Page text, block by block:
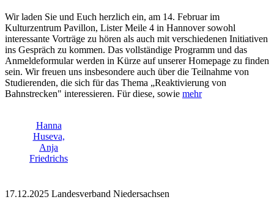
Wir laden Sie und Euch herzlich ein, am 14. Februar im
Kulturzentrum Pavillon, Lister Meile 4 in Hannover sowohl
interessante Vorträge zu hören als auch mit verschiedenen Initiativen
ins Gespräch zu kommen. Das vollständige Programm und das
Anmeldeformular werden in Kürze auf unserer Homepage zu finden
sein. Wir freuen uns insbesondere auch über die Teilnahme von
Studierenden, die sich für das Thema „Reaktivierung von
Bahnstrecken" interessieren. Für diese, sowie mehr
Hanna
Huseva,
Anja
Friedrichs
17.12.2025 Landesverband Niedersachsen